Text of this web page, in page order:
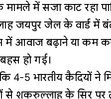
में सजा काट रहा
जयपुर जेल के वार्ड में
में आवाज बढ़ाने या कम
हो गई।
4-5 भारतीय कैदियों ने
शकरुल्लाह के सिर पर